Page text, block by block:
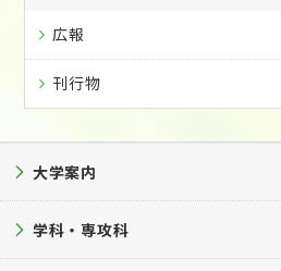
広報
刊行物
大学案内
大学案内TOP
学科・専攻科